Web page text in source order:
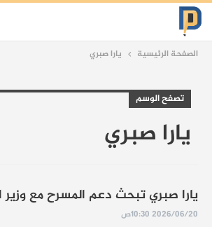
الصفحة الرئيسية يارا صبري
تصفح الوسم
يارا صبري
يارا صبري تبحث دعم المسرح مع وزير
2026/06/20 10:30ص